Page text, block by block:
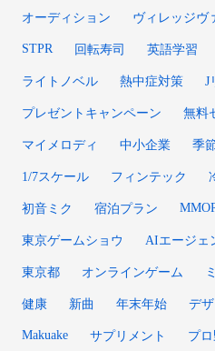
オーディション ヴィレッジヴ
STPR 回転寿司 英語学習
ライトノベル 熱中症対策 J
プレゼントキャンペーン 無料
マイメロディ 中小企業 季
1/7スケール フィンテック
初音ミク 宿泊プラン
東京ゲームショウ AIエージェ
東京都 オンラインゲーム
健康 新曲 年末年始 デ
Makuake サプリメント プ